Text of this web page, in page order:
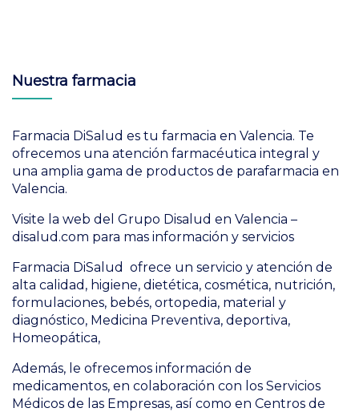
Nuestra farmacia
Farmacia DiSalud es tu farmacia en Valencia. Te
ofrecemos una atención farmacéutica integral y
una amplia gama de productos de parafarmacia en
Valencia.
Visite la web del Grupo Disalud en Valencia –
disalud.com para mas información y servicios
Farmacia DiSalud ofrece un servicio y atención de
alta calidad, higiene, dietética, cosmética, nutrición,
formulaciones, bebés, ortopedia, material y
diagnóstico, Medicina Preventiva, deportiva,
Homeopática,
Además, le ofrecemos información de
medicamentos, en colaboración con los Servicios
Médicos de las Empresas, así como en Centros de